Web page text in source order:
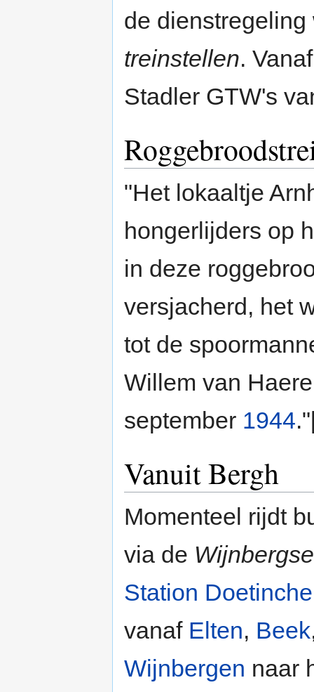
de
treinstellen.
Stadler GTW's
"Het lokaaltje
hongerlijders op
in deze
versjacherd, het
tot de
Willem van
september 1944
Vanuit Bergh
Momenteel rijdt
via de
Station
vanaf Elten, Beek
Wijnbergen naar